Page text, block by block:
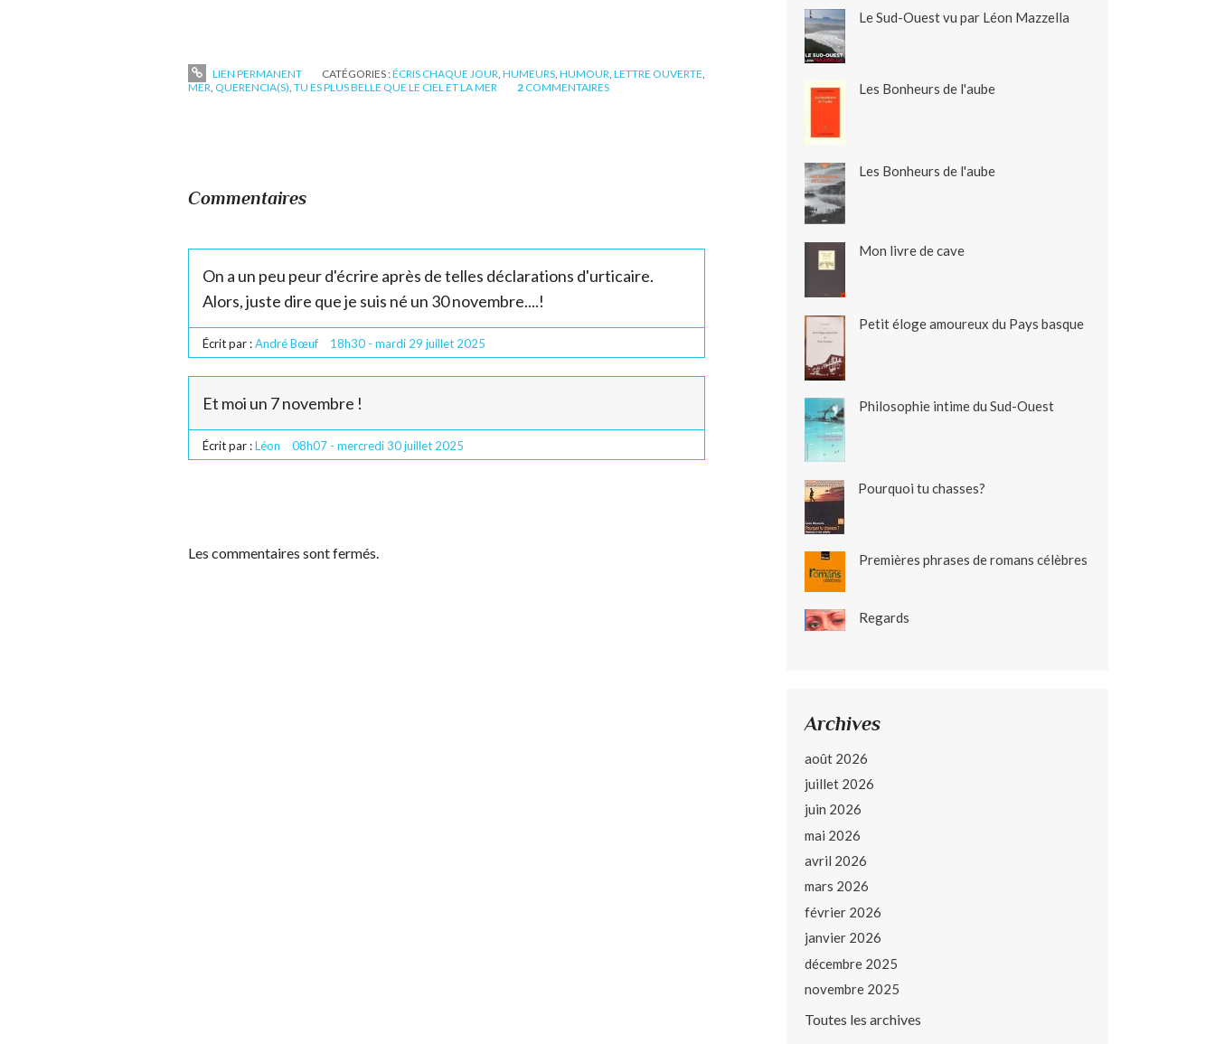
LIEN PERMANENT CATÉGORIES :ÉCRIS CHAQUE JOUR, HUMEURS, HUMOUR, LETTRE OUVERTE,
MER QUERENCIA(S) TU ES PLUS BELLE QUE LE CIEL ET LA MER 2 COMMENTAIRES
Commentaires
On a un peu peur d'écrire après de telles déclarations d'urticaire.
Alors, juste dire que je suis né un 30 novembre....!
Écrit par :André Bœuf 18h30 - mardi 29 juillet 2025
Et moi un 7 novembre !
Écrit par :Léon 08h07 - mercredi 30juillet 2025
Les commentaires sont fermés.
Le Sud-Ouest vu par Léon Mazzella
Les Bonheurs de l'aube
Les Bonheurs de l'aube
Mon livre de cave
Petit éloge amoureux du Pays basque
Philosophie intime du Sud-Ouest
Pourquoi tu chasses?
Premières phrases de romans célèbres
Regards
Archives
août 2026
juillet 2026
juin 2026
mai 2026
avril 2026
mars 2026
février 2026
janvier 2026
décembre 2025
novembre 2025
Toutes les archives